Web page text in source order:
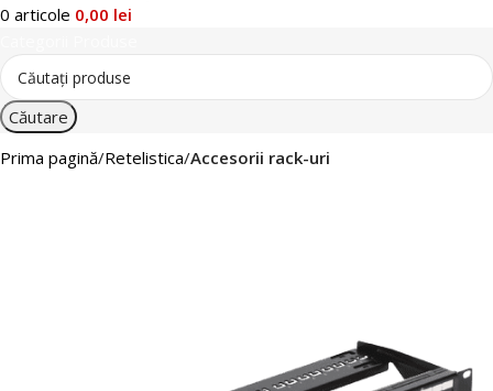
0 articole 0,00 lei
Căutare
Prima pagină Retelistica Accesorii rack-uri